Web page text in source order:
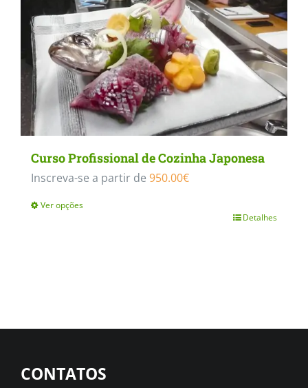
chosen
on
the
product
page
Curso Profissional de Cozinha Japonesa
Inscreva-se a partir de 950.00€
Ver opções
The
may
Detalhes
CONTATOS